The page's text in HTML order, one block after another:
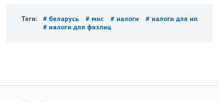
Теги: # беларусь # мнс # налоги
# налоги для ип
# налоги для физлиц